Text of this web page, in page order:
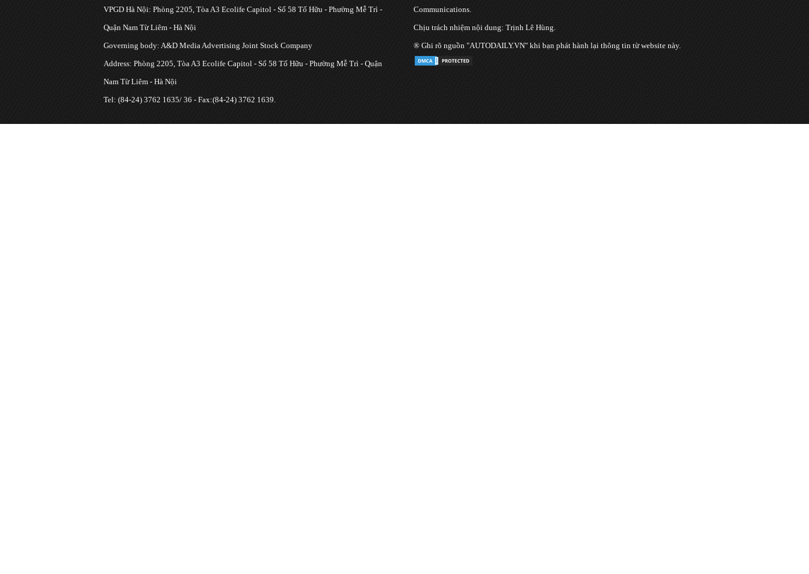
VPGD Hà Nội: Phòng 2205, Tòa A3 Ecolife Capitol - Số 58 Tố Hữu - Phường Mễ Trì -
Quận Nam Từ Liêm - Hà Nội
Governing body: A&D Media Advertising Joint Stock Company
Address: Phòng 2205, Tòa A3 Ecolife Capitol - Số 58 Tố Hữu - Phường Mễ Trì - Quận
Nam Từ Liêm - Hà Nội
Tel: (84-24) 3762 1635/ 36 - Fax:(84-24) 3762 1639.
Communications.
Chịu trách nhiệm nội dung: Trịnh Lê Hùng.
® Ghi rõ nguồn "AUTODAILY.VN" khi bạn phát hành lại thông tin từ website này.